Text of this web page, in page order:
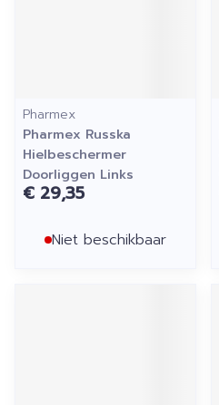
Pharmex
Pharmex Russka
Hielbeschermer
Doorliggen Links
€ 29,35
Niet beschikbaar